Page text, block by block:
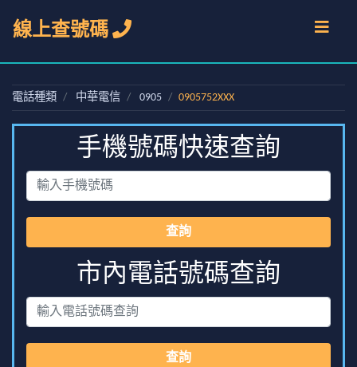
線上查號碼
電話種類 中華電信 0905 0905752XXX
手機號碼快速查詢
查詢
市內電話號碼查詢
查詢